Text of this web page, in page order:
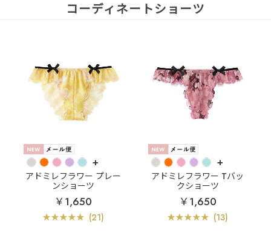
コーディネートショーツ
+
アドミレフラワー プレー
ンショーツ
￥1,650
(21)
+
アドミレフラワー Tバッ
クショーツ
￥1,650
(13)